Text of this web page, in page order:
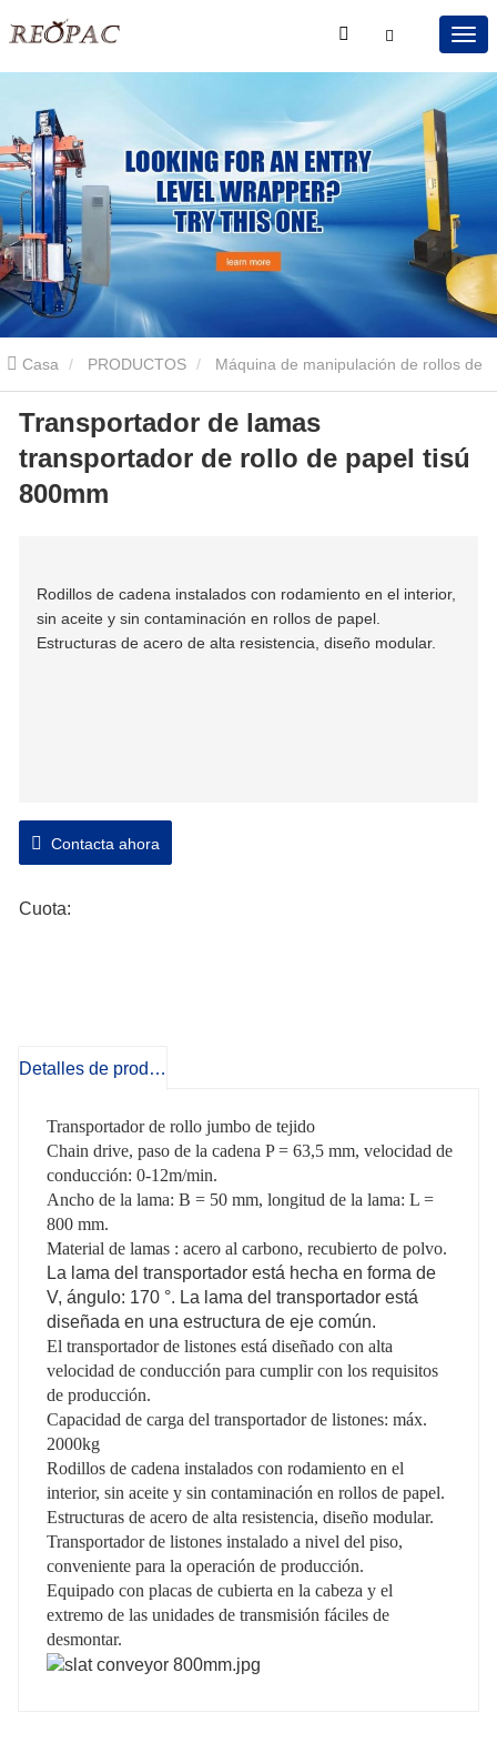
Casa PRODUCTOS Máquina de manipulación de rollos de
papel Transportador de listones de carrete
lamas transportador de rollo de papel tisú 800mm
Transportador de lamas
transportador de rollo de papel tisú
800mm
Rodillos de cadena instalados con rodamiento en el interior,
sin aceite y sin contaminación en rollos de papel.
Estructuras de acero de alta resistencia, diseño modular.
Contacta ahora
Cuota:
Detalles de producto
Transportador de rollo jumbo de tejido
Chain drive, paso de la cadena P = 63,5 mm, velocidad de
conducción: 0-12m/min.
Ancho de la lama: B = 50 mm, longitud de la lama: L =
800 mm.
Material de lamas : acero al carbono, recubierto de polvo.
La lama del transportador está hecha en forma de
V, ángulo: 170 °. La lama del transportador está
diseñada en una estructura de eje común.
El transportador de listones está diseñado con alta
velocidad de conducción para cumplir con los requisitos
de producción.
Capacidad de carga del transportador de listones: máx.
2000kg
Rodillos de cadena instalados con rodamiento en el
interior, sin aceite y sin contaminación en rollos de papel.
Estructuras de acero de alta resistencia, diseño modular.
Transportador de listones instalado a nivel del piso,
conveniente para la operación de producción.
Equipado con placas de cubierta en la cabeza y el
extremo de las unidades de transmisión fáciles de
desmontar.